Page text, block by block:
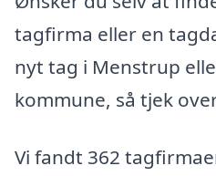
tagfirma eller en
nyt tag i Menstrup
kommune, så tjek
Vi fandt 362